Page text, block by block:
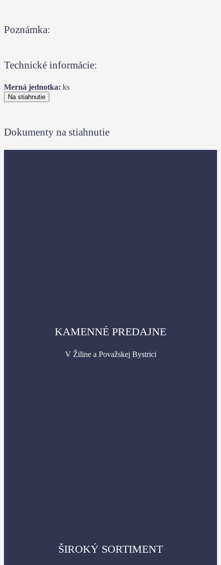
Poznámka:
Technické informácie:
Merná jednotka: ks
Na stiahnutie
Dokumenty na stiahnutie
KAMENNÉ PREDAJNE
V Žiline a Považskej Bystrici
ŠIROKÝ SORTIMENT